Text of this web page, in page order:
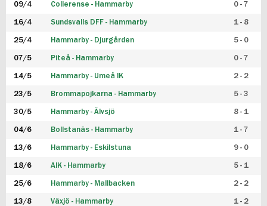
09/4 Collerense - Hammarby 0 - 7
16/4 Sundsvalls DFF - Hammarby 1 - 8
25/4 Hammarby - Djurgården 5 - 0
07/5 Piteå - Hammarby 0 - 7
14/5 Hammarby - Umeå IK 2 - 2
23/5 Brommapojkarna - Hammarby 5 - 3
30/5 Hammarby - Älvsjö 8 - 1
04/6 Bollstanäs - Hammarby 1 - 7
13/6 Hammarby - Eskilstuna 9 - 0
18/6 AIK - Hammarby 5 - 1
25/6 Hammarby - Mallbacken 2 - 2
13/8 Växjö - Hammarby 1 - 2